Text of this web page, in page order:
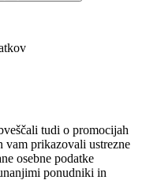
tudi o promocijah
vam prikazovali ustrezne
osebne podatke
ponudniki in